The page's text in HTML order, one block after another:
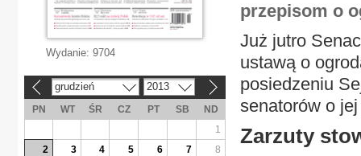
przepisom o
Już jutro
ustawą o
posiedzeniu
senatorów o
Zarzuty
Wydanie: 9704
grudzień 2013
PN WT ŚR CZ PT SB
ND
1
2
3 4 5 6 7
8